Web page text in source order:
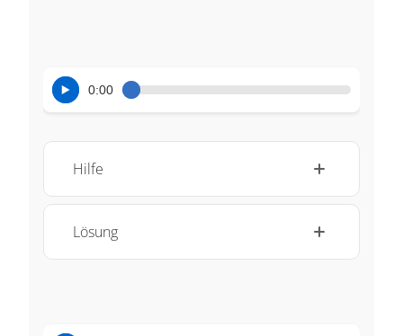
0:00
Hilfe
Lösung